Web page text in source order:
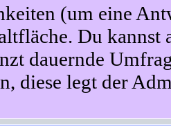
(um eine
Du
dauernde
diese legt der